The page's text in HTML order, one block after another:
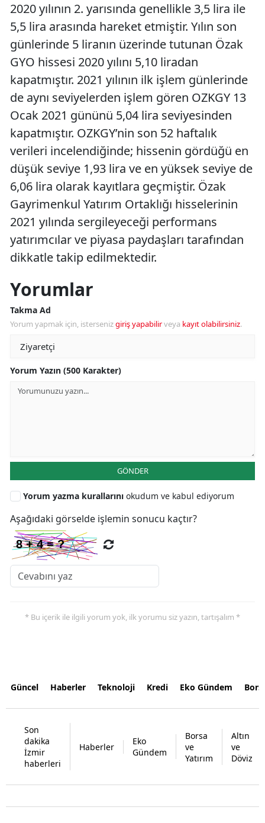
2020 yılının 2. yarısında genellikle 3,5 lira ile
5,5 lira arasında hareket etmiştir. Yılın son
günlerinde 5 liranın üzerinde tutunan Özak
GYO hissesi 2020 yılını 5,10 liradan
kapatmıştır. 2021 yılının ilk işlem günlerinde
de aynı seviyelerden işlem gören OZKGY 13
Ocak 2021 gününü 5,04 lira seviyesinden
kapatmıştır. OZKGY’nin son 52 haftalık
verileri incelendiğinde; hissenin gördüğü en
düşük seviye 1,93 lira ve en yüksek seviye de
6,06 lira olarak kayıtlara geçmiştir. Özak
Gayrimenkul Yatırım Ortaklığı hisselerinin
2021 yılında sergileyeceği performans
yatırımcılar ve piyasa paydaşları tarafından
dikkatle takip edilmektedir.
Yorumlar
Takma Ad
Yorum yapmak için, istersenizgiriş yapabilirveya kayıt olabilirsiniz.
Yorum Yazın (500 Karakter)
GÖNDER
Yorum yazma kurallarını okudum ve kabul ediyorum
Aşağıdaki görselde işlemin sonucu kaçtır?
* Bu içerik ile ilgili yorum yok, ilk yorumu siz yazın, tartışalım *
Güncel Haberler Teknoloji Kredi Eko Gündem
Son
dakika
İzmir
haberleri
Haberler
Eko
Gündem
Borsa
ve
Yatırım
Altın
ve
Döviz